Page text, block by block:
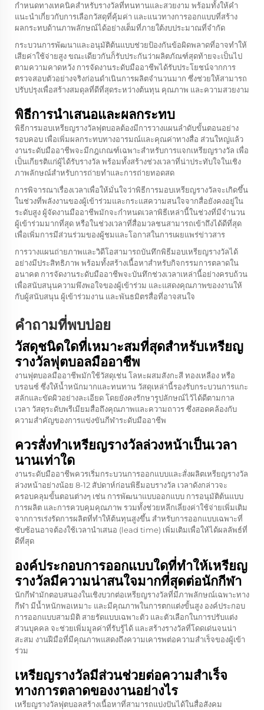
กำหนดทางเทคนิคสำหรับรางวัลที่ทนทานและสวยงาม พร้อมทั้งให้คำ
แนะนำเกี่ยวกับการเลือกวัสดุที่คุ้มค่า และแนวทางการออกแบบที่สร้าง
ผลกระทบด้านภาพลักษณ์ได้อย่างเต็มที่ภายใต้งบประมาณที่จำกัด
กระบวนการพัฒนาและอนุมัติต้นแบบช่วยป้องกันข้อผิดพลาดที่อาจทำให้
เสียค่าใช้จ่ายสูง ขณะเดียวกันก็รับประกันว่าผลิตภัณฑ์สุดท้ายจะเป็นไป
ตามความคาดหวัง การจัดงานระดับมืออาชีพได้รับประโยชน์จากการ
ตรวจสอบตัวอย่างจริงก่อนดำเนินการผลิตจำนวนมาก ซึ่งช่วยให้สามารถ
ปรับปรุงเพื่อสร้างสมดุลที่ดีที่สุดระหว่างต้นทุน คุณภาพ และความสวยงาม
พิธีการนำเสนอและผลกระทบ
พิธีการมอบเหรียญรางวัลฟุตบอลต้องมีการวางแผนลำดับขั้นตอนอย่าง
รอบคอบ เพื่อเพิ่มผลกระทบทางอารมณ์และคุณค่าทางสื่อ ส่วนใหญ่แล้ว
งานระดับมืออาชีพจะมีกฎเกณฑ์เฉพาะสำหรับการแจกเหรียญรางวัล เพื่อ
เป็นเกียรติแก่ผู้ได้รับรางวัล พร้อมทั้งสร้างช่วงเวลาที่น่าประทับใจในเชิง
ภาพลักษณ์สำหรับการถ่ายทำและการถ่ายทอดสด
การพิจารณาเรื่องเวลาเพื่อให้มั่นใจว่าพิธีการมอบเหรียญรางวัลจะเกิดขึ้น
ในช่วงที่พลังงานของผู้เข้าร่วมและกระแสความสนใจจากสื่อยังคงอยู่ใน
ระดับสูง ผู้จัดงานมืออาชีพมักจะกำหนดเวลาพิธีเหล่านี้ในช่วงที่มีจำนวน
ผู้เข้าร่วมมากที่สุด หรือในช่วงเวลาที่สื่อมวลชนสามารถเข้าถึงได้ดีที่สุด
เพื่อเพิ่มการมีส่วนร่วมของผู้ชมและโอกาสในการเผยแพร่ข่าวสาร
การวางแผนถ่ายภาพและวิดีโอสามารถบันทึกพิธีมอบเหรียญรางวัลได้
อย่างมีประสิทธิภาพ พร้อมทั้งสร้างเนื้อหาสำหรับกิจกรรมการตลาดใน
อนาคต การจัดงานระดับมืออาชีพจะบันทึกช่วงเวลาเหล่านี้อย่างครบถ้วน
เพื่อสนับสนุนความพึงพอใจของผู้เข้าร่วม และแสดงคุณภาพของงานให้
กับผู้สนับสนุน ผู้เข้าร่วมงาน และพันธมิตรสื่อที่อาจสนใจ
คำถามที่พบบ่อย
วัสดุชนิดใดที่เหมาะสมที่สุดสำหรับเหรียญ
รางวัลฟุตบอลมืออาชีพ
งานฟุตบอลมืออาชีพมักใช้วัสดุเช่น โลหะผสมสังกะสี ทองเหลือง หรือ
บรอนซ์ ซึ่งให้น้ำหนักมากและทนทาน วัสดุเหล่านี้รองรับกระบวนการแกะ
สลักและขัดผิวอย่างละเอียด โดยยังคงรักษารูปลักษณ์ไว้ได้ดีตามกาล
เวลา วัสดุระดับพรีเมียมสื่อถึงคุณภาพและความถาวร ซึ่งสอดคล้องกับ
ความสำคัญของการแข่งขันกีฬาระดับมืออาชีพ
ควรสั่งทำเหรียญรางวัลล่วงหน้าเป็นเวลา
นานเท่าใด
งานระดับมืออาชีพควรเริ่มกระบวนการออกแบบและสั่งผลิตเหรียญรางวัล
ล่วงหน้าอย่างน้อย 8-12 สัปดาห์ก่อนพิธีมอบรางวัล เวลาดังกล่าวจะ
ครอบคลุมขั้นตอนต่างๆ เช่น การพัฒนาแบบออกแบบ การอนุมัติต้นแบบ
การผลิต และการควบคุมคุณภาพ รวมทั้งช่วยหลีกเลี่ยงค่าใช้จ่ายเพิ่มเติม
จากการเร่งรัดการผลิตที่ทำให้ต้นทุนสูงขึ้น สำหรับการออกแบบเฉพาะที่
ซับซ้อนอาจต้องใช้เวลานำเสนอ (lead time) เพิ่มเติมเพื่อให้ได้ผลลัพธ์ที่
ดีที่สุด
องค์ประกอบการออกแบบใดที่ทำให้เหรียญ
รางวัลมีความน่าสนใจมากที่สุดต่อนักกีฬา
นักกีฬามักตอบสนองในเชิงบวกต่อเหรียญรางวัลที่มีภาพลักษณ์เฉพาะทาง
กีฬา มีน้ำหนักพอเหมาะ และมีคุณภาพในการตกแต่งขั้นสูง องค์ประกอบ
การออกแบบสามมิติ สายรัดแบบเฉพาะตัว และตัวเลือกในการปรับแต่ง
ส่วนบุคคล จะช่วยเพิ่มมูลค่าที่รับรู้ได้ และสร้างรางวัลที่โดดเด่นจนน่า
สะสม งานฝีมือที่มีคุณภาพแสดงถึงความเคารพต่อความสำเร็จของผู้เข้า
ร่วม
เหรียญรางวัลมีส่วนช่วยต่อความสำเร็จ
ทางการตลาดของงานอย่างไร
เหรียญรางวัลฟุตบอลสร้างเนื้อหาที่สามารถแบ่งปันได้ในสื่อสังคม